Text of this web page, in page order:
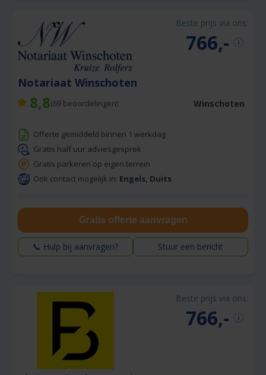
Beste prijs via ons:
766,-
Notariaat Winschoten
8,8(69 beoordelingen) Winschoten
Offerte gemiddeld binnen 1 werkdag
Gratis half uur adviesgesprek
Gratis parkeren op eigen terrein
Ook contact mogelijk in: Engels, Duits
Gratis offerte aanvragen
📞 Hulp bij aanvragen? Stuur een bericht
Beste prijs via ons:
766,-